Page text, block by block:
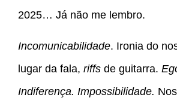
2025… Já não me lembro.
Incomunicabilidade. Ironia do
lugar da fala, riffs de guitarra.
Indiferença. Impossibilidade.